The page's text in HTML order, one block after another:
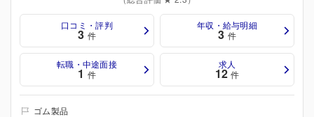
口コミ・評判
3 件
年収・給与明細
3 件
転職・中途面接
1 件
求人
12 件
ゴム製品